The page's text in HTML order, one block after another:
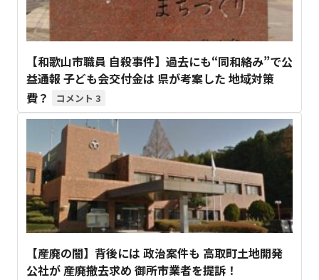
【和歌山市職員 自殺事件】過去にも“同和絡み”で公
益通報 子ども会交付金は 県が考案した 地域対策
費？
3
【産廃の闇】背後には 政治案件も 高取町土地開発
公社が 産廃撤去求め 御所市業者を提訴！